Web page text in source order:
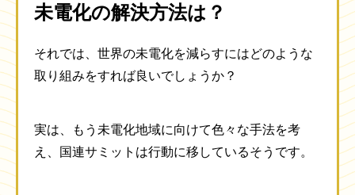
未電化の解決方法は？
それでは、世界の未電化を減らすにはどのような
取り組みをすれば良いでしょうか？
実は、もう未電化地域に向けて色々な手法を考
え、国連サミットは行動に移しているそうです。